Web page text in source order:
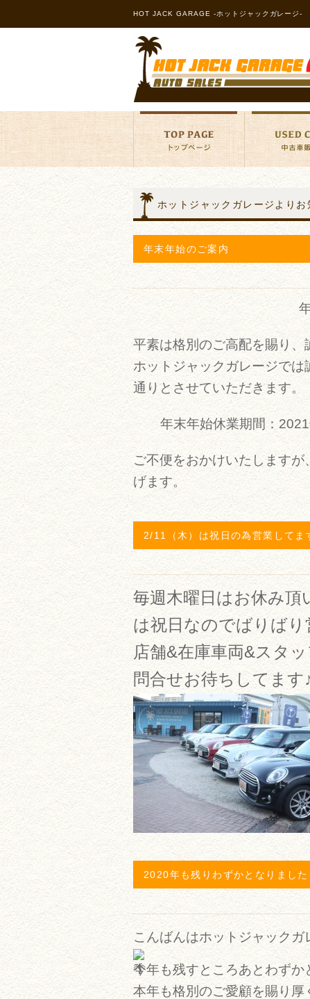
HOT JACK GARAGE -ホットジャックガレージ-
ホットジャックガレージよりお
年末年始のご案内
平素は格別のご高配を賜り、
ホットジャックガレージで
通りとさせていただきます。
年末年始休業期間：
ご不便をおかけいたします
げます。
2/11（木）は祝日の為営業してま
毎週木曜日はお休み頂
は祝日なのでばりばり
店舗&在庫車両&スタ
問合せお待ちしてます
2020年も残りわずかとなりました
こんばんはホットジャックガ
今年も残すところあとわずか
本年も格別のご愛顧を賜り厚